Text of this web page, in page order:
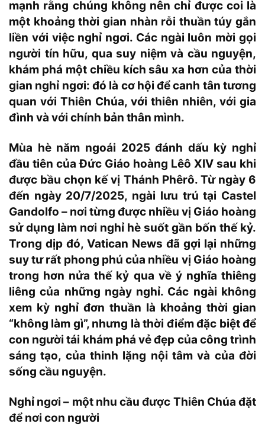
mạnh rằng chúng không nên chỉ được coi là
một khoảng thời gian nhàn rỗi thuần túy gắn
liền với việc nghỉ ngơi. Các ngài luôn mời gọi
người tín hữu, qua suy niệm và cầu nguyện,
khám phá một chiều kích sâu xa hơn của thời
gian nghỉ ngơi: đó là cơ hội để canh tân tương
quan với Thiên Chúa, với thiên nhiên, với gia
đình và với chính bản thân mình.
Mùa hè năm ngoái 2025 đánh dấu kỳ nghỉ
đầu tiên của Đức Giáo hoàng Lêô XIV sau khi
được bầu chọn kế vị Thánh Phêrô. Từ ngày 6
đến ngày 20/7/2025, ngài lưu trú tại Castel
Gandolfo – nơi từng được nhiều vị Giáo hoàng
sử dụng làm nơi nghỉ hè suốt gần bốn thế kỷ.
Trong dịp đó, Vatican News đã gợi lại những
suy tư rất phong phú của nhiều vị Giáo hoàng
trong hơn nửa thế kỷ qua về ý nghĩa thiêng
liêng của những ngày nghỉ. Các ngài không
xem kỳ nghỉ đơn thuần là khoảng thời gian
“không làm gì”, nhưng là thời điểm đặc biệt để
con người tái khám phá vẻ đẹp của công trình
sáng tạo, của thinh lặng nội tâm và của đời
sống cầu nguyện.
Nghỉ ngơi – một nhu cầu được Thiên Chúa đặt
để nơi con người